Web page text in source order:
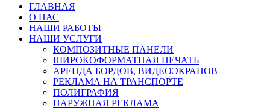
ГЛАВНАЯ
О НАС
НАШИ РАБОТЫ
НАШИ УСЛУГИ
КОМПОЗИТНЫЕ ПАНЕЛИ
ШИРОКОФОРМАТНАЯ ПЕЧАТЬ
АРЕНДА БОРДОВ, ВИДЕОЭКРАНОВ
РЕКЛАМА НА ТРАНСПОРТЕ
ПОЛИГРАФИЯ
НАРУЖНАЯ РЕКЛАМА